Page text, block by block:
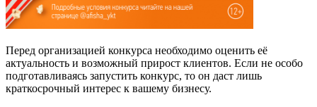
Перед организацией конкурса необходимо оценить её
актуальность и возможный прирост клиентов. Если не особо
подготавливаясь запустить конкурс, то он даст лишь
краткосрочный интерес к вашему бизнесу.